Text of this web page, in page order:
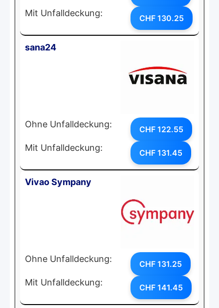
Mit Unfalldeckung: CHF 130.25
sana24
Ohne Unfalldeckung: CHF 122.55
Mit Unfalldeckung: CHF 131.45
Vivao Sympany
Ohne Unfalldeckung: CHF 131.25
Mit Unfalldeckung: CHF 141.45